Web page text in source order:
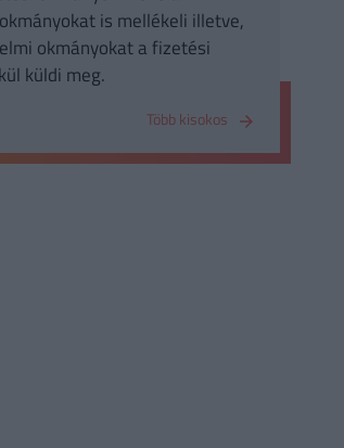
is mellékeli illetve,
okmányokat a fizetési
küldi meg.
Több kisokos